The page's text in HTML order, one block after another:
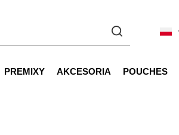
PREMIXY AKCESORIA POUCHES